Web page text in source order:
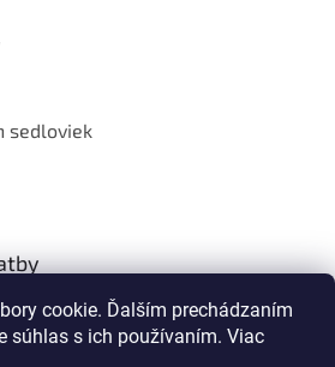
cookie. Ďalším prechádzaním
súhlas s ich používaním. Viac
sedloviek